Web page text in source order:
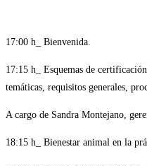
17:00 h_ Bienvenida.
17:15 h_ Esquemas de
temáticas, requisitos generales,
A cargo de Sandra Montejano,
18:15 h_ Bienestar animal en la